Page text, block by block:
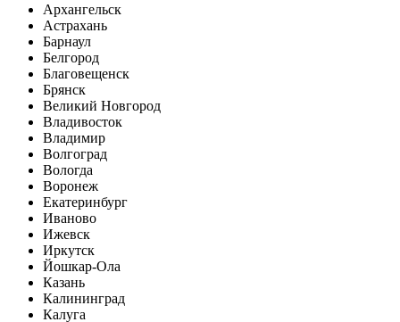
Архангельск
Астрахань
Барнаул
Белгород
Благовещенск
Брянск
Великий Новгород
Владивосток
Владимир
Волгоград
Вологда
Воронеж
Екатеринбург
Иваново
Ижевск
Иркутск
Йошкар-Ола
Казань
Калининград
Калуга